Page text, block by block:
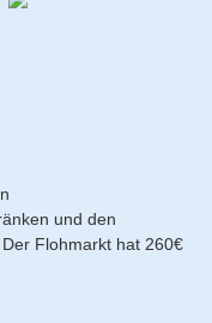
und den
Flohmarkt hat 260€